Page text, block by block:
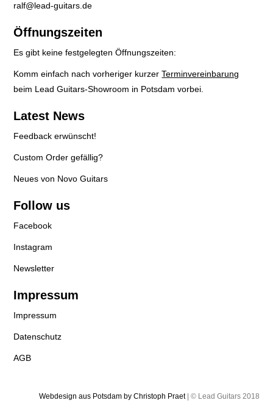
ralf@lead-guitars.de
Öffnungszeiten
Es gibt keine festgelegten Öffnungszeiten:
Komm einfach nach vorheriger kurzerTerminvereinbarung
beim Lead Guitars-Showroom in Potsdam vorbei.
Latest News
Feedback erwünscht!
Custom Order gefällig?
Neues von Novo Guitars
Follow us
Facebook
Instagram
Newsletter
Impressum
Impressum
Datenschutz
AGB
Webdesign aus Potsdam by Christoph Praet| © Lead Guitars 2018